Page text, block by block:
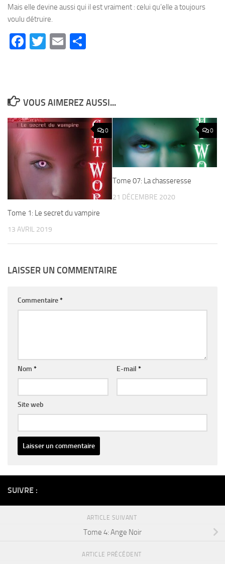
Mais elle devine aussi qui il est vraiment : celui qu’elle a toujours
voulu détruire.
Facebook
Twitter
Email
VOUS AIMEREZ AUSSI...
0
Tome 1: Le secret du vampire
13 AVRIL 2019
0
Tome 07: La chasseresse
21 DÉCEMBRE 2020
LAISSER UN COMMENTAIRE
Commentaire*
Nom * E-mail *
Site web
SUIVRE :
ARTICLE SUIVANT
Tome 4: Ange Noir
ARTICLE PRÉCÉDENT